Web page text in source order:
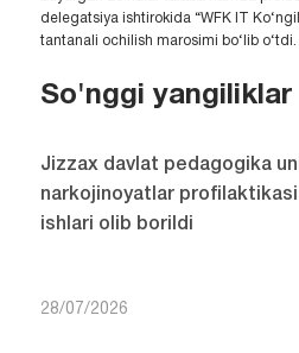
delegatsiya ishtirokida “WFK IT
tantanali ochilish marosimi bo‘lib o‘tdi.
So'nggi yangiliklar
Jizzax davlat pedagogika
narkojinoyatlar profilaktikasi
ishlari olib borildi
28/07/2026